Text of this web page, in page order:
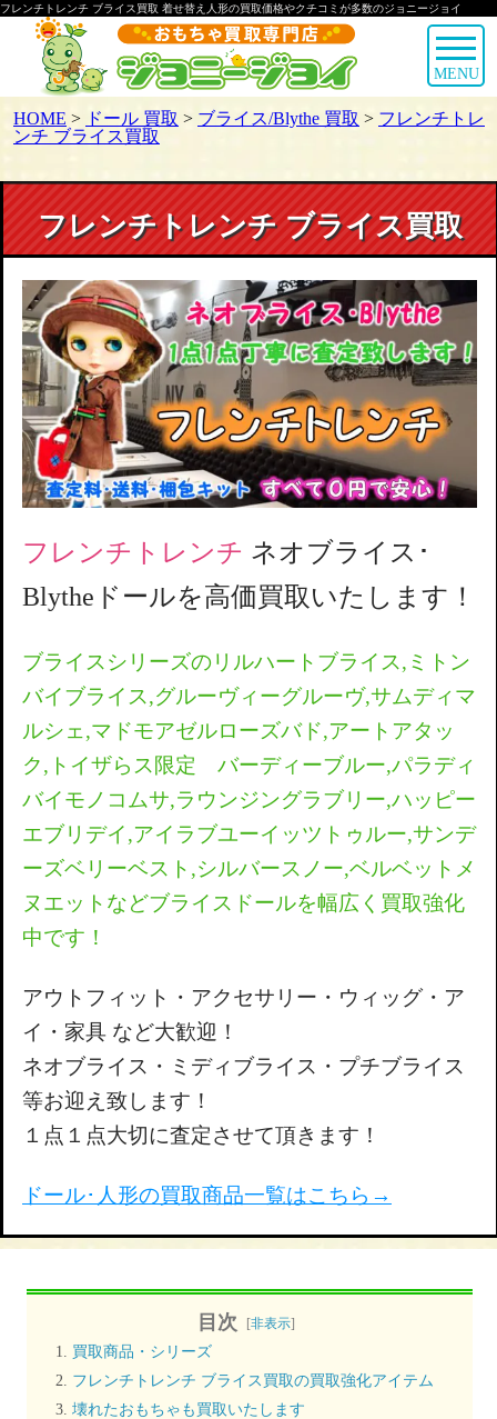
フレンチトレンチ ブライス買取 着せ替え人形の買取価格やクチコミが多数のジョニージョイ
MENU
HOME > ドール 買取 > ブライス/Blythe 買取 > フレンチトレ
ンチ ブライス買取
フレンチトレンチ ブライス買取
フレンチトレンチ ネオブライス･
Blythe ドールを高価買取いたします！
ブライスシリーズのリルハートブライス, ミトン
バイブライス,グルーヴィーグルーヴ,サムディマ
ルシェ,マドモアゼルローズバド,アートアタッ
ク, トイザらス限定 バーディーブルー,パラディ
バイモノコムサ,ラウンジングラブリー,ハッピー
エブリデイ,アイラブユーイッツトゥルー,サンデ
ーズベリーベスト,シルバースノー,ベルベットメ
ヌエット などブライスドールを幅広く買取強化
中です！
アウトフィット・アクセサリー・ウィッグ・ア
イ・家具 など大歓迎！
ネオブライス・ミディブライス・プチブライス
等お迎え致します！
１点１点大切に査定させて頂きます！
ドール･人形の買取商品一覧はこちら→
目次 [非表示]
買取商品・シリーズ
フレンチトレンチ ブライス買取の買取強化アイテム
壊れたおもちゃも買取いたします